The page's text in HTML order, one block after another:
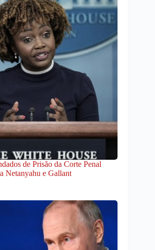
de Prisão da Corte Penal
Netanyahu e Gallant